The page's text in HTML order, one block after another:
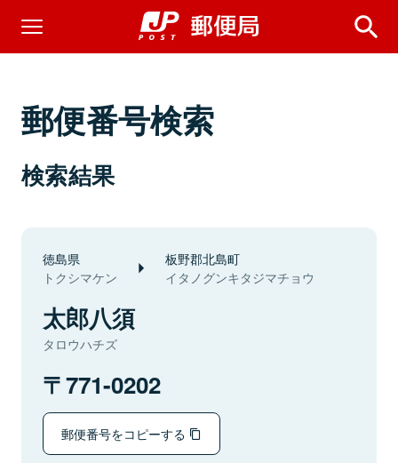
郵便番号検索
検索結果
徳島県
トクシマケン
板野郡北島町
イタノグンキタジマチョウ
太郎八須
タロウハチズ
771-0202
郵便番号をコピーする